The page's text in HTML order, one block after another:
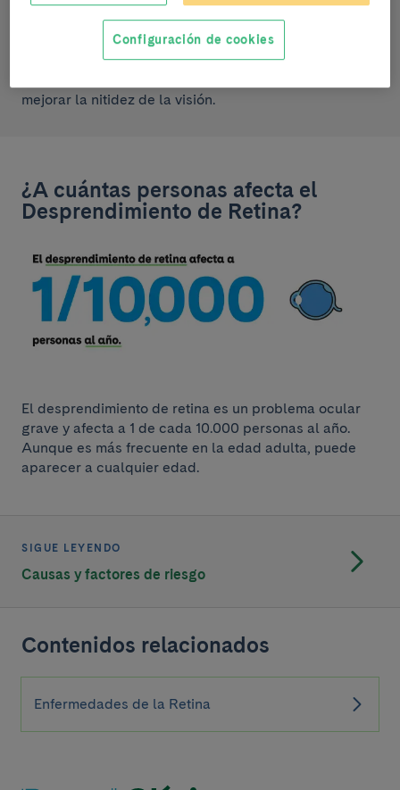
Detrás de la retina se encuentra la coroides, una capa
vascularizada que suministra oxígeno y nutrientes a
las células de la retina. Además, la coroides ayuda a
mejorar la nitidez de la visión.
¿A cuántas personas afecta el
Desprendimiento de Retina?
El desprendimiento de retina es un problema ocular
grave y afecta a 1 de cada 10.000 personas al año.
Aunque es más frecuente en la edad adulta, puede
aparecer a cualquier edad.
SIGUE LEYENDO
Causas y factores de riesgo
Contenidos relacionados
Enfermedades de la Retina
Configuración de cookies